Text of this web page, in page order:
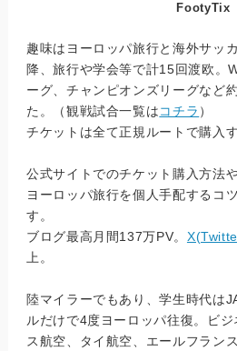
FootyTix
趣味はヨーロッパ旅行と海外サッ
降、旅行や学会等で計15回渡欧。
ーグ、チャンピオンズリーグなど
た。（観戦試合一覧はコチラ ）
チケットは全て正規ルートで購入す
公式サイトでのチケット購入方法
ヨーロッパ旅行を個人手配するコ
す。
ブログ最高月間137万PV。
上。
陸マイラーでもあり、学生時代は
ルだけで4度ヨーロッパ往復。ビ
ス航空、タイ航空、エールフラン